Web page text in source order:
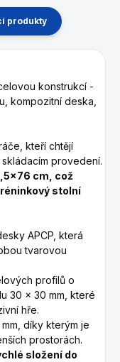
produkty
konstrukcí -
kompozitní deska,
kteří chtějí
provedení.
cm, což
stolní
APCP, která
tvarovou
profilů o
30 × 30 mm, které
hře.
díky kterým je
prostorách.
složení do